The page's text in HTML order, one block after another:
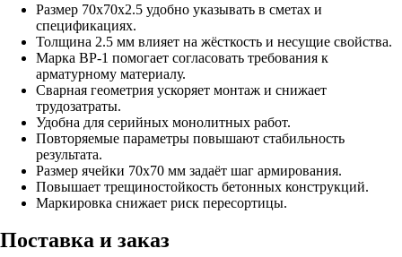
Размер 70х70х2.5 удобно указывать в сметах и
спецификациях.
Толщина 2.5 мм влияет на жёсткость и несущие свойства.
Марка ВР-1 помогает согласовать требования к
арматурному материалу.
Сварная геометрия ускоряет монтаж и снижает
трудозатраты.
Удобна для серийных монолитных работ.
Повторяемые параметры повышают стабильность
результата.
Размер ячейки 70х70 мм задаёт шаг армирования.
Повышает трещиностойкость бетонных конструкций.
Маркировка снижает риск пересортицы.
Поставка и заказ